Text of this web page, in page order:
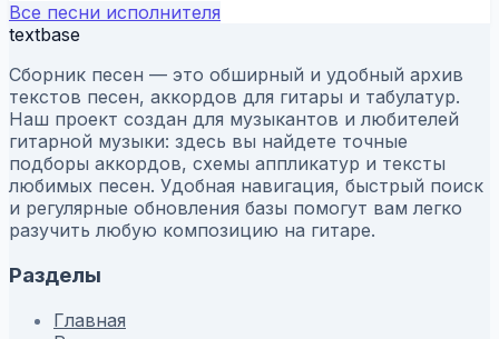
Все песни исполнителя
textbase
Сборник песен — это обширный и удобный архив
текстов песен, аккордов для гитары и табулатур.
Наш проект создан для музыкантов и любителей
гитарной музыки: здесь вы найдете точные
подборы аккордов, схемы аппликатур и тексты
любимых песен. Удобная навигация, быстрый поиск
и регулярные обновления базы помогут вам легко
разучить любую композицию на гитаре.
Разделы
Главная